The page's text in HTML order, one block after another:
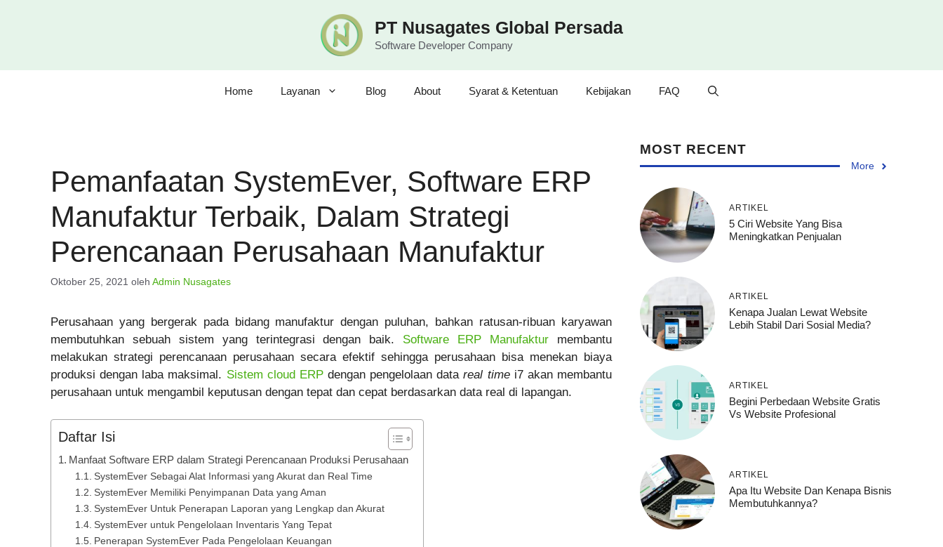
PT Nusagates Global Persada
Software Developer Company
Home Layanan Blog About Syarat & Ketentuan Kebijakan FAQ
Pemanfaatan SystemEver, Software ERP
Manufaktur Terbaik, Dalam Strategi
Perencanaan Perusahaan Manufaktur
Oktober 25, 2021 oleh Admin Nusagates
Perusahaan yang bergerak pada bidang manufaktur dengan puluhan, bahkan ratusan-ribuan karyawan
membutuhkan sebuah sistem yang terintegrasi dengan baik. Software ERP Manufaktur membantu
melakukan strategi perencanaan perusahaan secara efektif sehingga perusahaan bisa menekan biaya
produksi dengan laba maksimal. Sistem cloud ERPdengan pengelolaan datareal timei7 akan membantu
perusahaan untuk mengambil keputusan dengan tepat dan cepat berdasarkan data real di lapangan.
Daftar Isi
Manfaat Software ERP dalam Strategi Perencanaan Produksi Perusahaan
SystemEver Sebagai Alat Informasi yang Akurat dan Real Time
SystemEver Memiliki Penyimpanan Data yang Aman
SystemEver Untuk Penerapan Laporan yang Lengkap dan Akurat
SystemEver untuk Pengelolaan Inventaris Yang Tepat
Penerapan SystemEver Pada Pengelolaan Keuangan
MOST RECENT
More
ARTIKEL
5 Ciri Website Yang Bisa
Meningkatkan Penjualan
ARTIKEL
Kenapa Jualan Lewat Website
Lebih Stabil Dari Sosial Media?
ARTIKEL
Begini Perbedaan Website Gratis
Vs Website Profesional
ARTIKEL
Apa Itu Website Dan Kenapa Bisnis
Membutuhkannya?